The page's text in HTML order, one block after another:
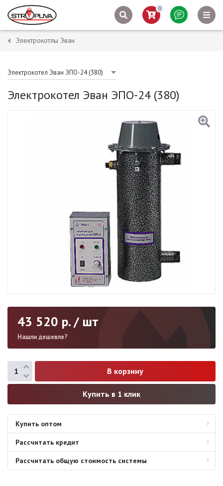
0
Электрокотлы Эван
Электрокотел Эван ЭПО-24 (380)
Электрокотел Эван ЭПО-24 (380)
43 520 р. / шт
Нашли дешевле?
Купить в 1 клик
Купить оптом
Рассчитать кредит
Рассчитать общую стоимость системы